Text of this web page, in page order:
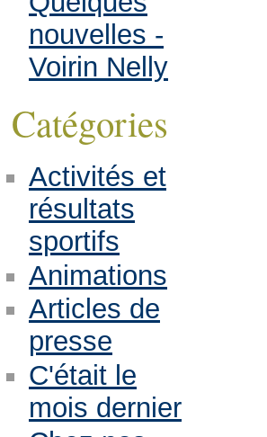
nouvelles -
Voirin Nelly
Catégories
Activités et
résultats
sportifs
Animations
Articles de
presse
C'était le
mois dernier